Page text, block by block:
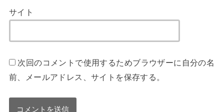
サイト
次回のコメントで使用するためブラウザーに自分の名
前、メールアドレス、サイトを保存する。